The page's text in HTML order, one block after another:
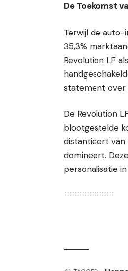
De Toekomst
Terwijl de
35,3%
Revolution LF
statement over
De Revolution
blootgestelde
distantieert van
domineert.
personalisatie